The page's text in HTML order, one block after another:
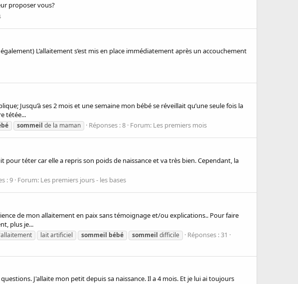
proposer vous?
L’allaitement s’est mis en place immédiatement après un accouchement
Jusqu’à ses 2 mois et une semaine mon bébé se réveillait qu’une seule fois la
tétée...
sommeil de la maman Réponses : 8 Forum: Les premiers mois
pour téter car elle a repris son poids de naissance et va très bien. Cependant, la
: 9 Forum: Les premiers jours - les bases
de mon allaitement en paix sans témoignage et/ou explications.. Pour faire
plus je...
lait artificiel sommeil bébé sommeil difficile
Réponses : 31
J'allaite mon petit depuis sa naissance. Il a 4 mois. Et je lui ai toujours